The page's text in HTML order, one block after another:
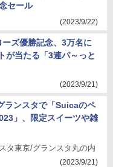
セール
(2023/9/22)
ズ優勝記念、3万名に
が当たる「3連パ～っと
(2023/9/21)
ランスタで「Suicaのペ
」、限定スイーツや雑
タ東京/グランスタ丸の内
(2023/9/21)